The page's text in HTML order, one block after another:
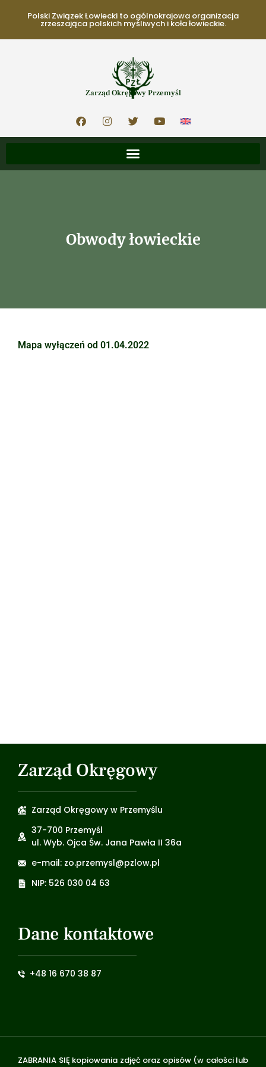
Polski Związek Łowiecki to ogólnokrajowa organizacja
zrzeszająca polskich myśliwych i koła łowieckie.
Zarząd Okręgowy Przemyśl
Obwody łowieckie
Mapa wyłączeń od 01.04.2022
Zarząd Okręgowy
Zarząd Okręgowy w Przemyślu
37-700 Przemyśl
ul. Wyb. Ojca Św. Jana Pawła II 36a
e-mail: zo.przemysl@pzlow.pl
NIP: 526 030 04 63
Dane kontaktowe
+48 16 670 38 87
ZABRANIA SIĘ kopiowania zdjęć oraz opisów (w całości lub